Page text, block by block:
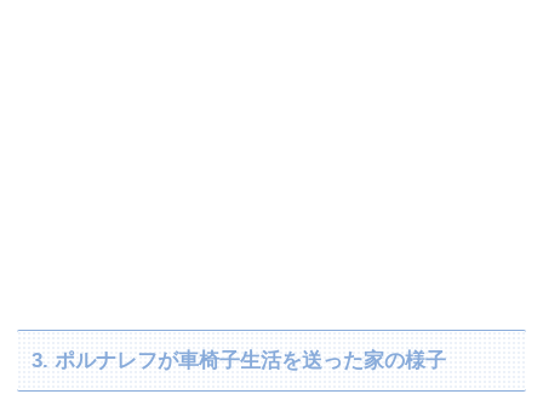
3. ポルナレフが車椅子生活を送った家の様子